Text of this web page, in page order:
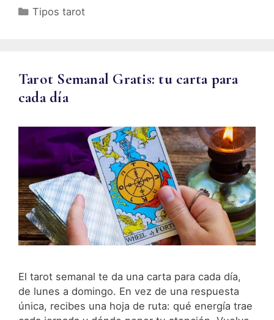
Categorías
Tipos tarot
Tarot Semanal Gratis: tu carta para
cada día
El tarot semanal te da una carta para cada día,
de lunes a domingo. En vez de una respuesta
única, recibes una hoja de ruta: qué energía trae